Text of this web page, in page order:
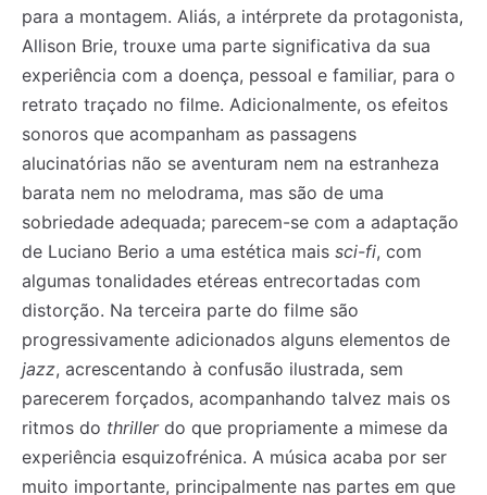
para a montagem. Aliás, a intérprete da protagonista,
Allison Brie, trouxe uma parte significativa da sua
experiência com a doença, pessoal e familiar, para o
retrato traçado no filme. Adicionalmente, os efeitos
sonoros que acompanham as passagens
alucinatórias não se aventuram nem na estranheza
barata nem no melodrama, mas são de uma
sobriedade adequada; parecem-se com a adaptação
de Luciano Berio a uma estética mais sci-fi, com
algumas tonalidades etéreas entrecortadas com
distorção. Na terceira parte do filme são
progressivamente adicionados alguns elementos de
jazz, acrescentando à confusão ilustrada, sem
parecerem forçados, acompanhando talvez mais os
ritmos do thrillerdo que propriamente a mimese da
experiência esquizofrénica. A música acaba por ser
muito importante, principalmente nas partes em que